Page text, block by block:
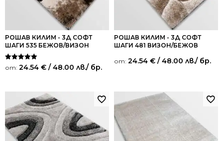
РОШАВ КИЛИМ - 3Д СОФТ
ШАГИ 535 БЕЖОВ/ВИЗОН
Оценено на
5.00
от: 24.54 € / 48.00 лв./ бр.
РОШАВ КИЛИМ - 3Д СОФТ
ШАГИ 481 ВИЗОН/БЕЖОВ
от: 24.54 € / 48.00 лв./ бр.